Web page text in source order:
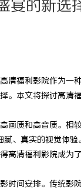
宴的新选
清福利影院作为
。本文将探讨高清
画质和高音质。
、真实的视觉体
高清福利影院成为
时间安排。传统